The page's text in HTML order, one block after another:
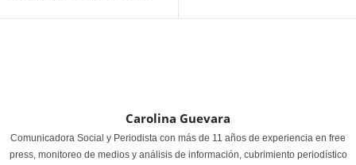
Carolina Guevara
Comunicadora Social y Periodista con más de 11 años de experiencia en free
press, monitoreo de medios y análisis de información, cubrimiento periodístico